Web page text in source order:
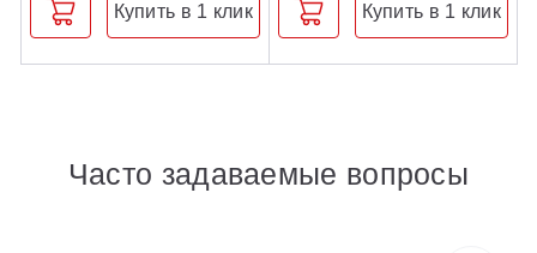
Купить в 1 клик Купить в 1 клик
Часто задаваемые вопросы